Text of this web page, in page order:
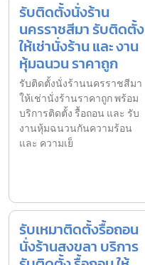
รับติดตั้งนั่งร้าน
นครราชสีมา รับติดตั้ง
ให้เช่านั่งร้าน และ งาน
หุ้มฉนวน ราคาถูก
รับติดตั้งนั่งร้านนครราชสีมา
ให้เช่านั่งร้านราคาถูก พร้อม
บริการติดตั้ง รื้อถอน และ รับ
งานหุ้มฉนวนกันความร้อน
และ ความเย็
รับเหมาติดตั้งรื้อถอน
นั่งร้านสงขลา บริการ